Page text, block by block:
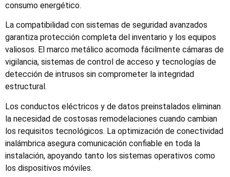
consumo energético.
La compatibilidad con sistemas de seguridad avanzados
garantiza protección completa del inventario y los equipos
valiosos. El marco metálico acomoda fácilmente cámaras de
vigilancia, sistemas de control de acceso y tecnologías de
detección de intrusos sin comprometer la integridad
estructural.
Los conductos eléctricos y de datos preinstalados eliminan
la necesidad de costosas remodelaciones cuando cambian
los requisitos tecnológicos. La optimización de conectividad
inalámbrica asegura comunicación confiable en toda la
instalación, apoyando tanto los sistemas operativos como
los dispositivos móviles.